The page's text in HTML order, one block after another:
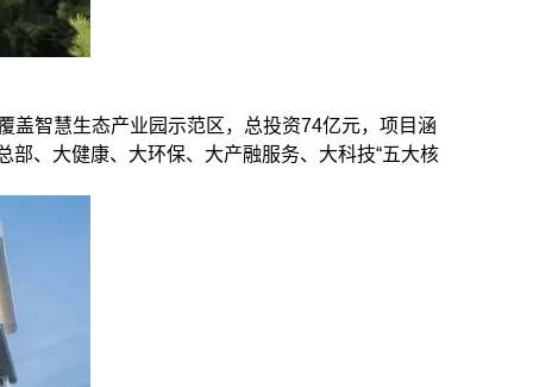
盖智慧生态产业园示范区，总投资74亿元，项目涵
、大健康、大环保、大产融服务、大科技“五大核